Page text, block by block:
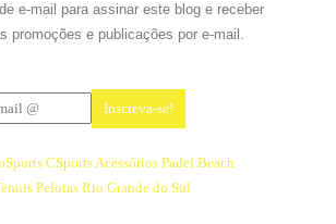
e-mail para assinar este blog e receber
promoções e publicações por e-mail.